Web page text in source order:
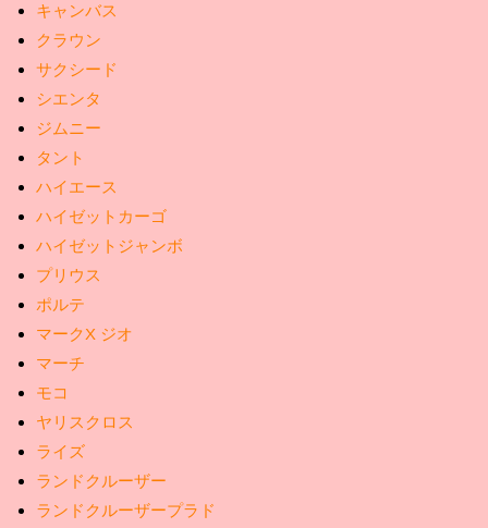
キャンバス
クラウン
サクシード
シエンタ
ジムニー
タント
ハイエース
ハイゼットカーゴ
ハイゼットジャンボ
プリウス
ポルテ
マークX ジオ
マーチ
モコ
ヤリスクロス
ライズ
ランドクルーザー
ランドクルーザープラド